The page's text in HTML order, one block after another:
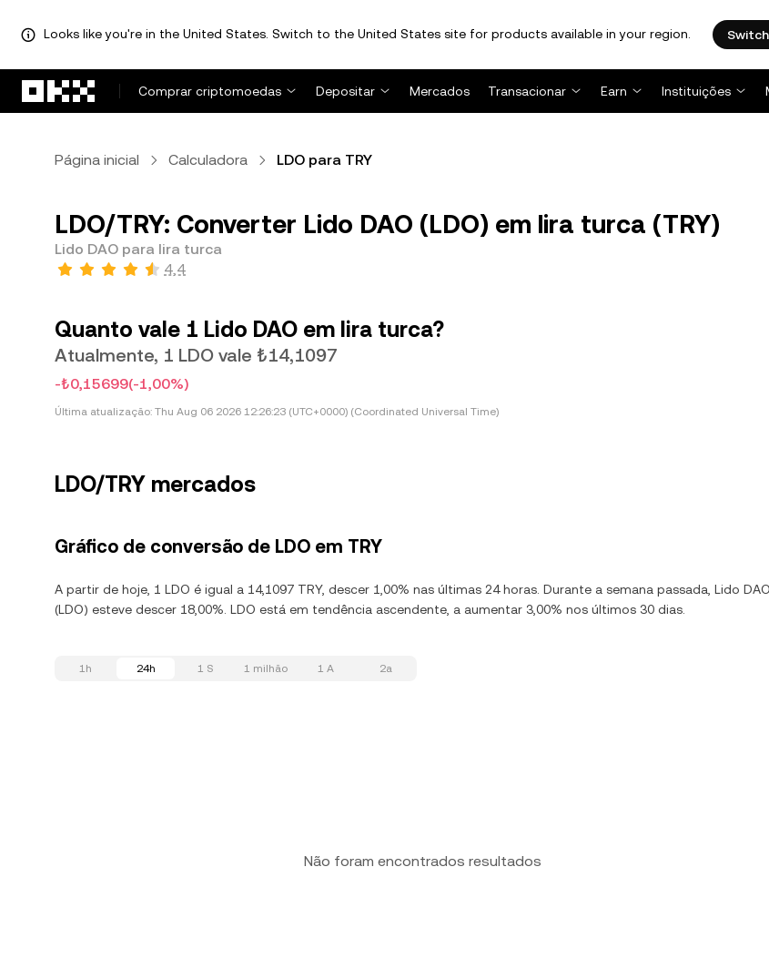
Looks like you're in the United States. Switch to the United States site for products available in your region.
Comprar criptomoedas
Depositar Mercados Transacionar Earn Instituições
Página inicial Calculadora LDO para TRY
LDO/TRY: Converter Lido DAO (LDO) em lira turca (TRY)
Lido DAO para lira turca
4,4
Quanto vale 1 Lido DAO em lira turca?
Atualmente, 1 LDO vale ₺14,1097
-₺0,15699(-1,00%)
Última atualização: Thu Aug 06 2026 12:26:23 (UTC+0000) (Coordinated Universal Time)
LDO/TRY mercados
Gráfico de conversão de LDO em TRY
A partir de hoje, 1 LDO é igual a 14,1097 TRY, descer 1,00% nas últimas 24 horas. Durante a semana passada, Lido DAO
(LDO) esteve descer 18,00%. LDO está em tendência ascendente, a aumentar 3,00% nos últimos 30 dias.
1h 24h 1 S 1 milhão 1 A 2a
Não foram encontrados resultados